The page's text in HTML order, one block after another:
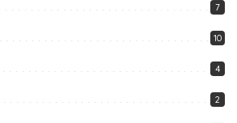
7
10
4
2